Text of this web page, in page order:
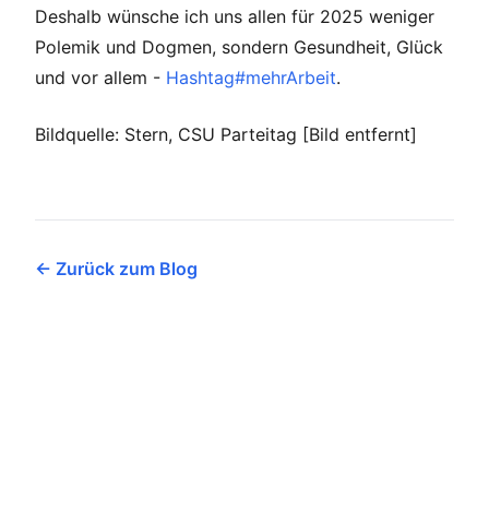
Deshalb wünsche ich uns allen für 2025 weniger
Polemik und Dogmen, sondern Gesundheit, Glück
und vor allem - Hashtag#mehrArbeit.
Bildquelle: Stern, CSU Parteitag [Bild entfernt]
← Zurück zum Blog